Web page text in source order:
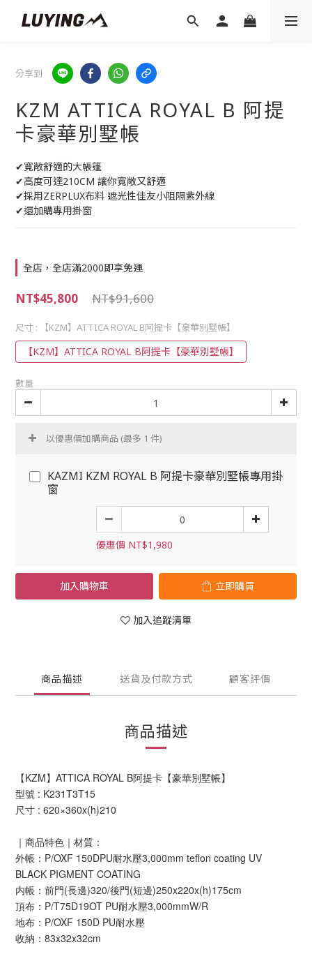
分享到
KZM ATTICA ROYAL B 阿提
卡豪華別墅帳
✔寬敞舒適的大帳篷
✔高度可達210CM 讓你寬敞又舒適
✔採用ZERPLUX布料 遮光性佳友小阻隔紫外線
✔還加購專用掛窗
全店，全店滿2000即享免運
NT$91,600
NT$45,800
尺寸 : 【KZM】ATTICA ROYAL B阿提卡【豪華別墅帳】
【KZM】ATTICA ROYAL B阿提卡【豪華別墅帳】
數量
以優惠價加購商品 (最多 1 件)
KAZMI KZM ROYAL B 阿提卡豪華別墅帳專用掛
窗
優惠價 NT$1,980
加入購物車 立即購買
加入追蹤清單
商品描述 送貨及付款方式 顧客評價
商品描述
【KZM】ATTICA ROYAL B阿提卡【豪華別墅帳】
型號 : K231T3T15
尺寸 : 620×360x(h)210
｜商品特色｜材質：
外帳：P/OXF 150DPU耐水壓3,000mm teflon coating UV
BLACK PIGMENT COATING
内帳：前門(長邊)320/後門(短邊)250x220x(h)175cm
頂布：P/T75D19OT PU耐水壓3,000mmW/R
地布：P/OXF 150D PU耐水壓
收納：83x32x32cm